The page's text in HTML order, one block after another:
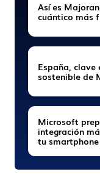
Así es
cuántico más
España,
sostenible de
Microsoft
integración
tu